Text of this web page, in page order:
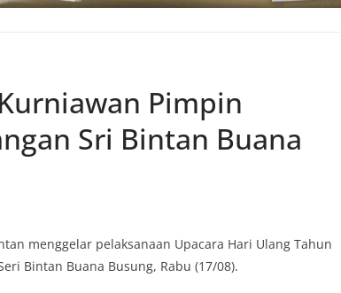
Pimpin
Sri Bintan Buana
menggelar pelaksanaan Upacara Hari Ulang Tahun
Bintan Buana Busung, Rabu (17/08).